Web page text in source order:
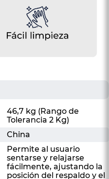
46,7 kg (Rango de
Tolerancia 2 Kg)
China
Permite al usuario
sentarse y relajarse
fácilmente, ajustando la
posición del respaldo y el